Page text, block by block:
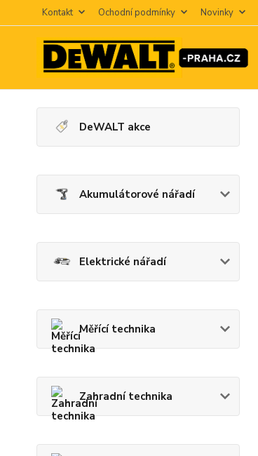
Kontakt Ochodní podmínky Novinky
DeWALT akce
Akumulátorové nářadí
Elektrické nářadí
Měřící technika
Zahradní technika